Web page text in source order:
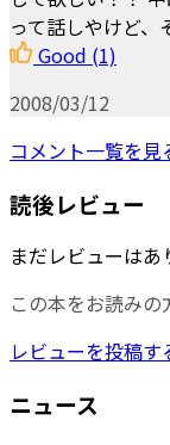
って話しやけど、
Good (1)
2008/03/12
コメント一覧を見
読後レビュー
まだレビューはあ
この本をお読みの
レビューを投稿す
ニュース